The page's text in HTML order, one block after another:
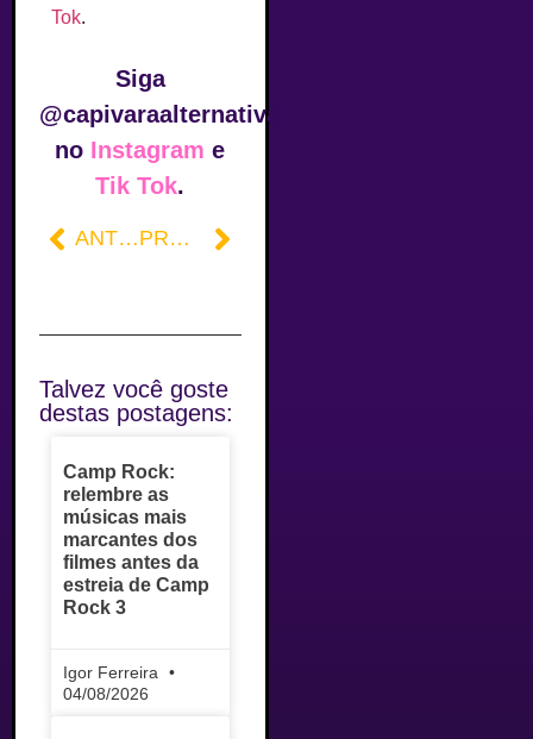
Tok.
Siga
@capivaraalternativa
no Instagram e
Tik Tok.
ANTERIOR PRÓXIMO
Talvez você goste
destas postagens:
Camp Rock:
relembre as
músicas mais
marcantes dos
filmes antes da
estreia de Camp
Rock 3
Igor Ferreira
04/08/2026